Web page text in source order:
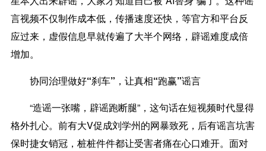
言视频不仅制作成本低，传播速度还快，等官方和平台反
应过来，虚假信息早就传遍了大半个网络，辟谣难度成倍
增加。
协同治理做好“刹车”，让真相“跑赢”谣言
“造谣一张嘴，辟谣跑断腿”，这句话在短视频时代显得
格外扎心。前有大V促成刘学州的网暴致死，后有谣言坑害
保时捷女销冠，桩桩件件都让受害者痛在心口难开。面对